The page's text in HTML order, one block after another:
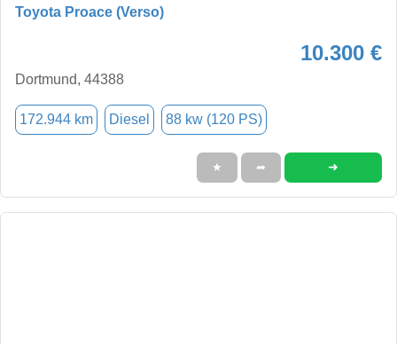
Toyota Proace (Verso)
10.300 €
Dortmund, 44388
172.944 km Diesel 88 kw (120 PS)
★ ➦ ➜